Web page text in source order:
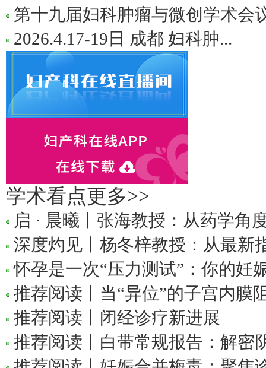
第十九届妇科肿瘤与微创学术会
2026.4.17-19日 成都 妇科肿...
学术看点更多>>
启 · 晨曦丨张海教授：从药学角
深度灼见丨杨冬梓教授：从最新
怀孕是一次“压力测试”：你的妊
推荐阅读丨当“异位”的子宫内膜
推荐阅读丨闭经诊疗新进展
推荐阅读丨白带常规报告：解密